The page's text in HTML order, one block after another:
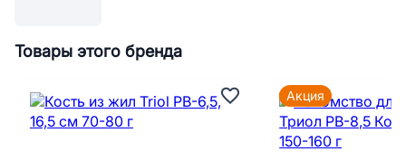
Товары этого бренда
Акция